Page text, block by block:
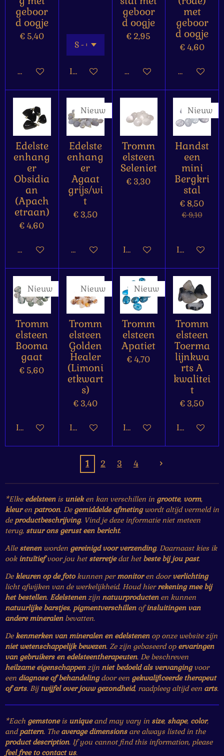
geboor
d oogje
€ 5,40
Bekijk detailsIn winkelwagen
geboor
d oogje
€ 2,95
Houd mij op de hoogte
met
geboor
d oogje
€ 4,60
Bekijk
Edelste
enhang
er
Obsidia
an
(Apach
etraan)
€ 4,60
Bekijk details
Nieuw
Edelste
enhang
er
Agaat
grijs/wi
t
€ 3,50
Bekijk details
Tromm
elsteen
Seleniet
€ 3,30
In winkelwagen
Nieuw
Handst
een
mini
Bergkri
stal
€ 8,50
€ 9,10
In
Nieuw
Tromm
elsteen
Booma
gaat
€ 5,60
In winkelwagen
Nieuw
Tromm
elsteen
Golden
Healer
(Limoni
etkwart
s)
€ 3,40
In winkelwagen
Nieuw
Tromm
elsteen
Apatiet
€ 4,70
In winkelwagen
Tromm
elsteen
Toerma
lijnkwa
rts A
kwalitei
t
€ 3,50
In
1 2 3 4
*Elke edelsteenis unieken kan verschillen in grootte, vorm,
kleuren patroon. De gemiddelde afmetingwordt altijd vermeld in
de productbeschrijving. Vind je deze informatie niet meteen
terug, stuur ons gerust een bericht.
Alle stenenworden gereinigd voor verzending. Daarnaast kies ik
ook intuïtiefvoor jou het sterretjedat het beste bij jou past.
Dekleuren op de fotokunnen permonitoren doorverlichting
licht afwijken van de werkelijkheid. Houd hierrekening mee bij
het bestellen. Edelstenenzijn natuurproductenen kunnen
natuurlijke barstjes, pigmentverschillenofinsluitingen van
andere mineralenbevatten.
Dekenmerken van mineralen en edelstenenop onze website zijn
niet wetenschappelijk bewezen. Ze zijn gebaseerd op ervaringen
van gebruikers en edelsteentherapeuten. De beschreven
heilzame eigenschappenzijn niet bedoeld als vervangingvoor
een diagnose of behandelingdoor een gekwalificeerde therapeut
of arts. Bijtwijfel over jouw gezondheid, raadpleeg altijd een arts.
*Each gemstoneis uniqueand may vary in size, shape, color,
andpattern. The average dimensionsare always listed in the
product description. If you cannot find this information, please
feel free to contact us.